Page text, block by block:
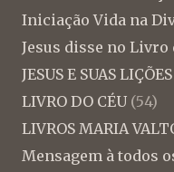
Iniciação Vida na
Jesus disse no Livro
JESUS E SUAS LIÇÕES
LIVRO DO CÉU (54)
LIVROS MARIA
Mensagem à todos